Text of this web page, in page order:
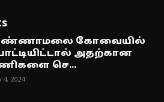
கோவையில்
அதற்கான
செ...
4, 2024